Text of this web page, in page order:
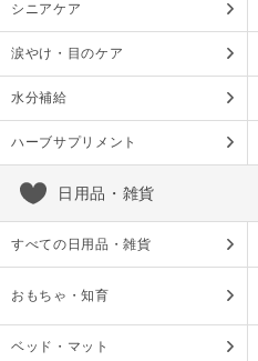
シニアケア
涙やけ・目のケア
水分補給
ハーブサプリメント
日用品・雑貨
すべての日用品・雑貨
おもちゃ・知育
ベッド・マット